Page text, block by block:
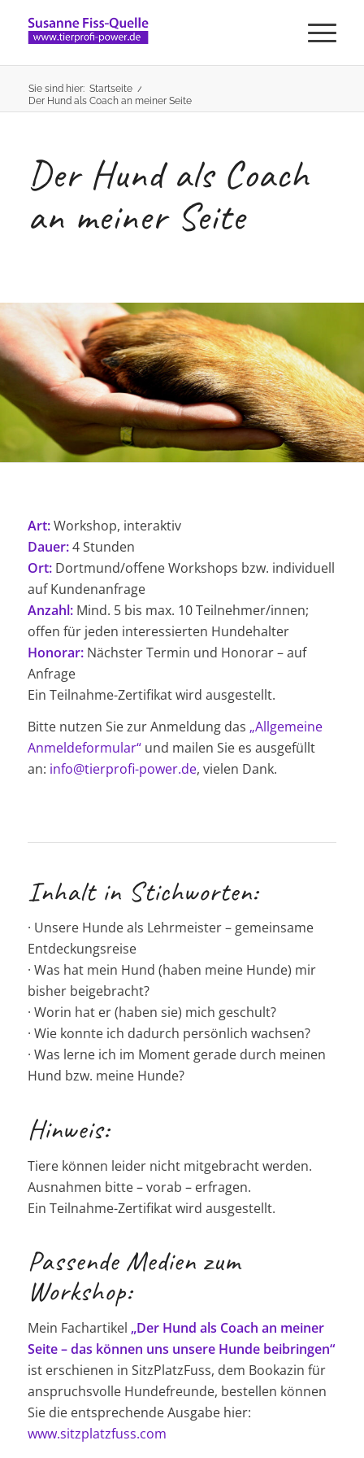
Sie sind hier: Startseite /
Der Hund als Coach an meiner Seite
Der Hund als Coach
an meiner Seite
Art:Workshop, interaktiv
Dauer:4 Stunden
Ort:Dortmund/offene Workshops bzw. individuell
auf Kundenanfrage
Anzahl:Mind. 5 bis max. 10 Teilnehmer/innen;
offen für jeden interessierten Hundehalter
Honorar:Nächster Termin und Honorar – auf
Anfrage
Ein Teilnahme-Zertifikat wird ausgestellt.
Bitte nutzen Sie zur Anmeldung das „Allgemeine
Anmeldeformular“und mailen Sie es ausgefüllt
an: info@tierprofi-power.de, vielen Dank.
Inhalt in Stichworten:
· Unsere Hunde als Lehrmeister – gemeinsame
Entdeckungsreise
· Was hat mein Hund (haben meine Hunde) mir
bisher beigebracht?
· Worin hat er (haben sie) mich geschult?
· Wie konnte ich dadurch persönlich wachsen?
· Was lerne ich im Moment gerade durch meinen
Hund bzw. meine Hunde?
Hinweis:
Tiere können leider nicht mitgebracht werden.
Ausnahmen bitte – vorab – erfragen.
Ein Teilnahme-Zertifikat wird ausgestellt.
Passende Medien zum
Workshop:
Mein Fachartikel „Der Hund als Coach an meiner
Seite – das können uns unsere Hunde beibringen“
ist erschienen in SitzPlatzFuss, dem Bookazin für
anspruchsvolle Hundefreunde, bestellen können
Sie die entsprechende Ausgabe hier:
www.sitzplatzfuss.com